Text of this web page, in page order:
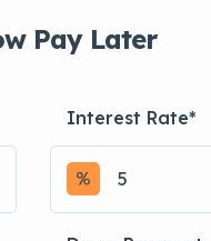
Pay Later
Interest Rate*